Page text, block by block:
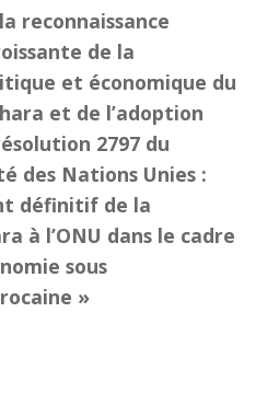
reconnaissance
de la
et économique du
et de l’adoption
2797 du
des Nations Unies :
définitif de la
à l’ONU dans le cadre
sous
»